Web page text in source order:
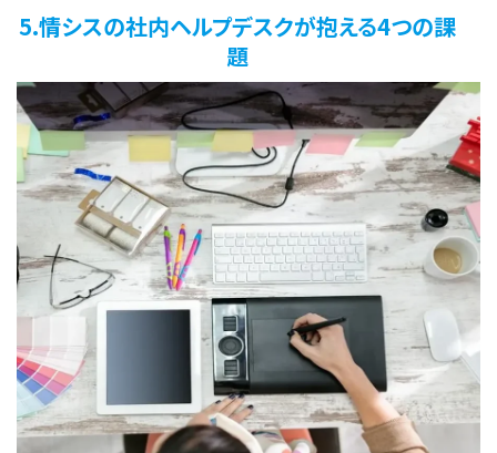
5.情シスの社内ヘルプデスクが抱える4つの課
題